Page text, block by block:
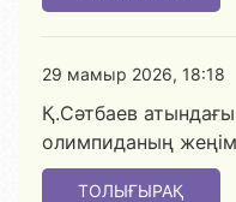
29 мамыр 2026, 18:18
Қ.Сәтбаев
олимпиданың
ТОЛЫҒЫРАҚ